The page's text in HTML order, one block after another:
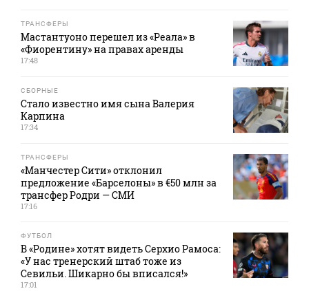
ТРАНСФЕРЫ
Мастантуоно перешел из «Реала» в
«Фиорентину» на правах аренды
17:48
СБОРНЫЕ
Стало известно имя сына Валерия
Карпина
17:34
ТРАНСФЕРЫ
«Манчестер Сити» отклонил
предложение «Барселоны» в €50 млн за
трансфер Родри — СМИ
17:16
ФУТБОЛ
В «Родине» хотят видеть Серхио Рамоса:
«У нас тренерский штаб тоже из
Севильи. Шикарно бы вписался!»
17:01